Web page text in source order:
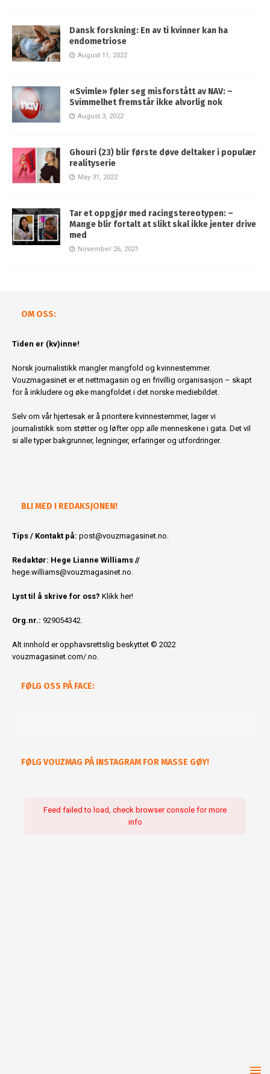
Dansk forskning: En av ti kvinner kan ha
endometriose
August 11, 2022
«Svimle» føler seg misforstått av NAV: –
Svimmelhet fremstår ikke alvorlig nok
August 3, 2022
Ghouri (23) blir første døve deltaker i populær
realityserie
May 31, 2022
Tar et oppgjør med racingstereotypen: –
Mange blir fortalt at slikt skal ikke jenter drive
med
November 26, 2021
OM OSS:
Tiden er (kv)inne!
Norsk journalistikk mangler mangfold og kvinnestemmer.
Vouzmagasinet er et nettmagasin og en frivillig organisasjon – skapt
for å inkludere og øke mangfoldet i det norske mediebildet.
Selv om vår hjertesak er å prioritere kvinnestemmer, lager vi
journalistikk som støtter og løfter opp alle menneskene i gata. Det vil
si alle typer bakgrunner, legninger, erfaringer og utfordringer.
BLI MED I REDAKSJONEN!
Tips / Kontakt på: post@vouzmagasinet.no.
Redaktør: Hege Lianne Williams //
hege.williams@vouzmagasinet.no.
Lyst til å skrive for oss? Klikk her!
Org.nr.: 929054342.
Alt innhold er opphavsrettslig beskyttet © 2022
vouzmagasinet.com/.no.
FØLG OSS PÅ FACE:
FØLG VOUZMAG PÅ INSTAGRAM FOR MASSE GØY!
Feed failed to load, check browser console for more
info